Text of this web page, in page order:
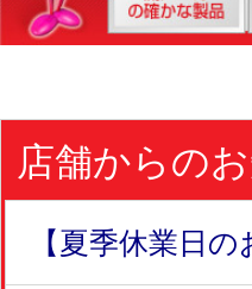
店舗からの
【夏季休業日の